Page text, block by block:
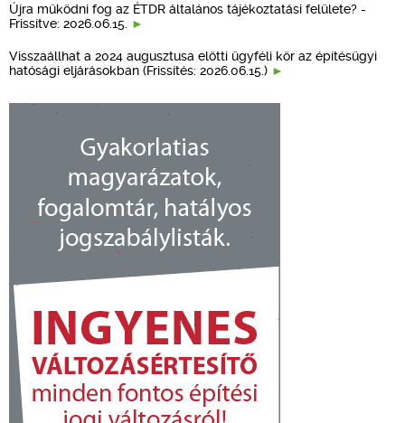
Újra működni fog az ÉTDR általános tájékoztatási felülete? -
Frissítve: 2026.06.15.
Visszaállhat a 2024 augusztusa előtti ügyféli kör az építésügyi
hatósági eljárásokban (Frissítés: 2026.06.15.)